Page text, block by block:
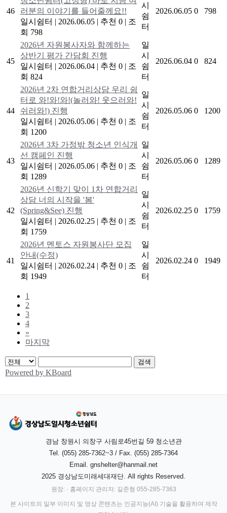
경남 창원시 의창구 사림로45번길 59 청소년관
Tel. (055) 285-7362~3 / Fax. (055) 285-7364
Email. gnshelter@hanmail.net
2025 경상남도미래세대재단. All rights Reserved.
원장: · 홈페이지 관리자: 길준형 055-285-7363
본 사이트의 일부 이미지 및 영상 콘텐츠는 인공지능(AI) 기술을 활용하여 제작